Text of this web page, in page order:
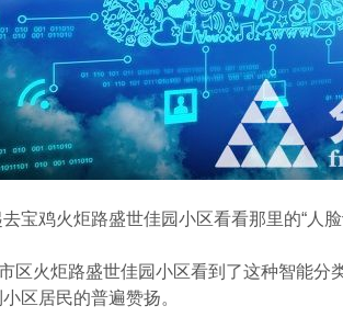
鸡火炬路盛世佳园小区看看那里的“人脸
火炬路盛世佳园小区看到了这种智能分
区居民的普遍赞扬。